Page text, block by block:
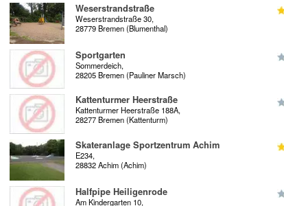
Weserstrandstraße
Weserstrandstraße 30,
28779 Bremen (Blumenthal)
Sportgarten
Sommerdeich,
28205 Bremen (Pauliner Marsch)
Kattenturmer Heerstraße
Kattenturmer Heerstraße 188A,
28277 Bremen (Kattenturm)
Skateranlage Sportzentrum Achim
E234,
28832 Achim (Achim)
Halfpipe Heiligenrode
Am Kindergarten 10,